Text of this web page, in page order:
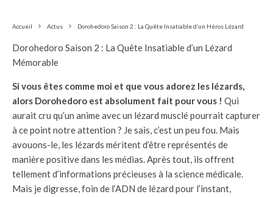
Accueil Actus Dorohedoro Saison 2 : La Quête Insatiable d’un Héros Lézard
Dorohedoro Saison 2 : La Quête Insatiable d’un Lézard
Mémorable
Si vous êtes comme moi et que vous adorez les lézards,
alors Dorohedoro est absolument fait pour vous ! Qui
aurait cru qu’un anime avec un lézard musclé pourrait capturer
à ce point notre attention ? Je sais, c’est un peu fou. Mais
avouons-le, les lézards méritent d’être représentés de
manière positive dans les médias. Après tout, ils offrent
tellement d’informations précieuses à la science médicale.
Mais je digresse, foin de l’ADN de lézard pour l’instant,